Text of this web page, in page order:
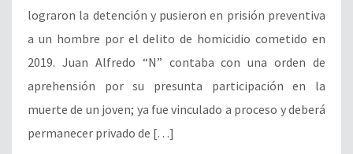
lograron la detención y pusieron en prisión preventiva
a un hombre por el delito de homicidio cometido en
2019. Juan Alfredo “N” contaba con una orden de
aprehensión por su presunta participación en la
muerte de un joven; ya fue vinculado a proceso y deberá
permanecer privado de […]